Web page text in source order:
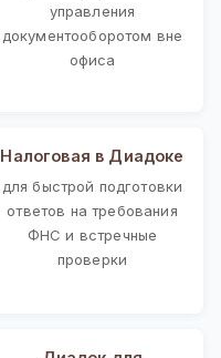
управления
документооборотом вне
офиса
Налоговая в Диадоке
для быстрой подготовки
ответов на требования
ФНС и встречные
проверки